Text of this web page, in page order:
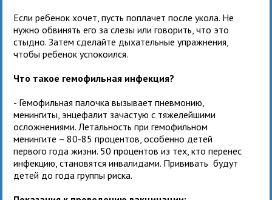
Если ребенок хочет, пусть поплачет после укола. Не
нужно обвинять его за слезы или говорить, что это
стыдно. Затем сделайте дыхательные упражнения,
чтобы ребенок успокоился.
Что такое гемофильная инфекция?
- Гемофильная палочка вызывает пневмонию,
менингиты, энцефалит зачастую с тяжелейшими
осложнениями. Летальность при гемофильном
менингите – 80-85 процентов, особенно детей
первого года жизни. 50 процентов из тех, кто перенес
инфекцию, становятся инвалидами. Прививать будут
детей до года группы риска.